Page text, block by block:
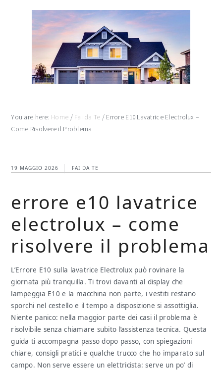
You are here: Home / Fai da Te / Errore E10 Lavatrice Electrolux​​​ –
Come Risolvere il Problema
19 MAGGIO 2026 FAI DA TE
errore e10 lavatrice
electrolux​​​ – come
risolvere il problema
L’Errore E10 sulla lavatrice Electrolux può rovinare la
giornata più tranquilla. Ti trovi davanti al display che
lampeggia E10 e la macchina non parte, i vestiti restano
sporchi nel cestello e il tempo a disposizione si assottiglia.
Niente panico: nella maggior parte dei casi il problema è
risolvibile senza chiamare subito l’assistenza tecnica. Questa
guida ti accompagna passo dopo passo, con spiegazioni
chiare, consigli pratici e qualche trucco che ho imparato sul
campo. Non serve essere un elettricista: serve un po’ di